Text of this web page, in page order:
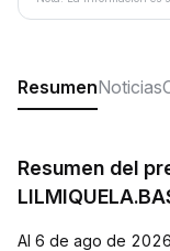
ResumenNoticias
Resumen del
Al 6 de ago de 2026,